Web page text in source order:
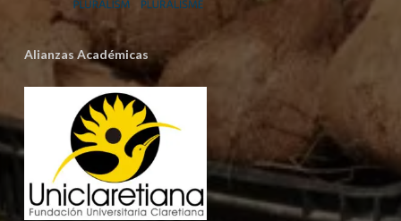
Alianzas Académicas